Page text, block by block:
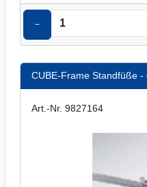
−
CUBE-Frame Standfüße -
Art.-Nr. 9827164